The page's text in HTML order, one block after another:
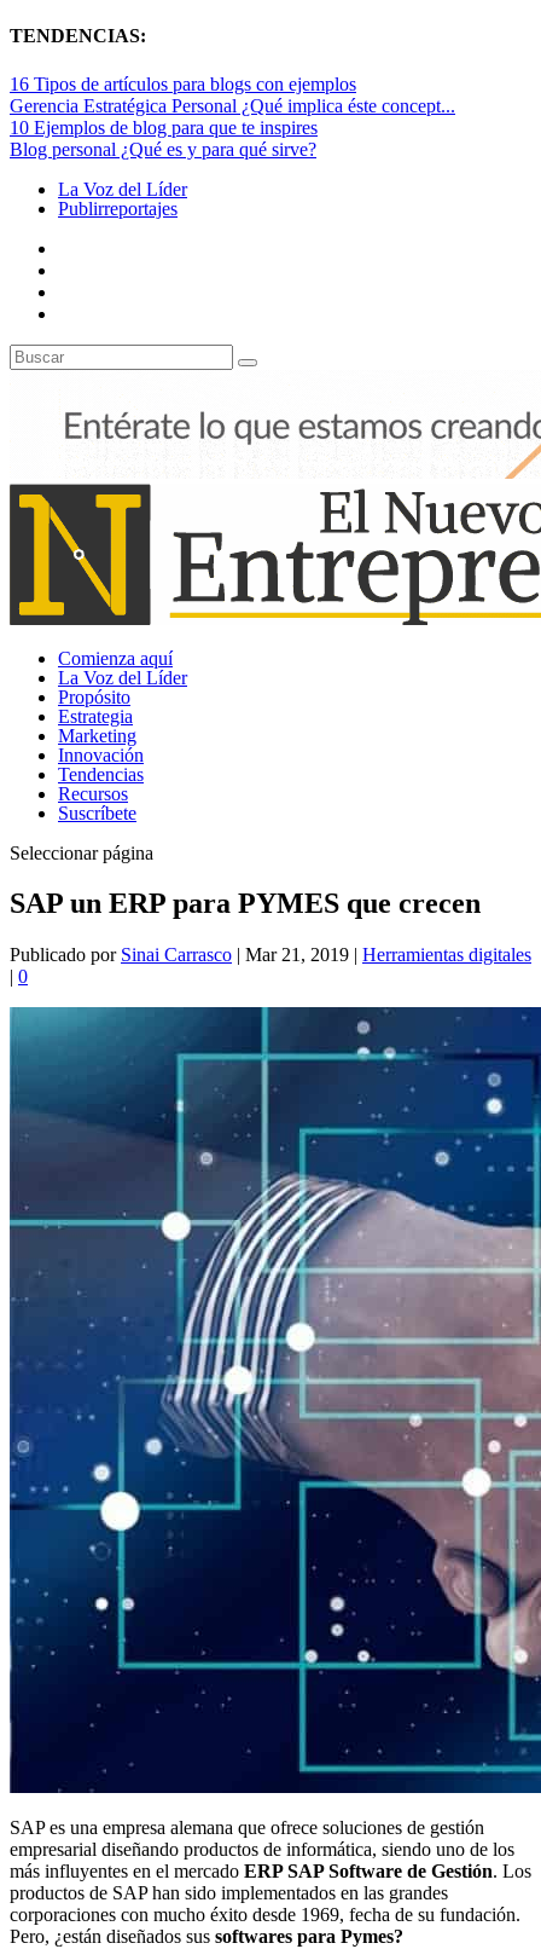
TENDENCIAS:
16 Tipos de artículos para blogs con ejemplos
Gerencia Estratégica Personal ¿Qué implica éste concept...
10 Ejemplos de blog para que te inspires
Blog personal ¿Qué es y para qué sirve?
La Voz del Líder
Publirreportajes
Comienza aquí
La Voz del Líder
Propósito
Estrategia
Marketing
Innovación
Tendencias
Recursos
Suscríbete
Seleccionar página
SAP un ERP para PYMES que crecen
Publicado por Sinai Carrasco | Mar 21, 2019 | Herramientas digitales
| 0
SAP es una empresa alemana que ofrece soluciones de gestión
empresarial diseñando productos de informática, siendo uno de los
más influyentes en el mercado ERP SAP Software de Gestión. Los
productos de SAP han sido implementados en las grandes
corporaciones con mucho éxito desde 1969, fecha de su fundación.
Pero, ¿están diseñados sus softwares para Pymes?